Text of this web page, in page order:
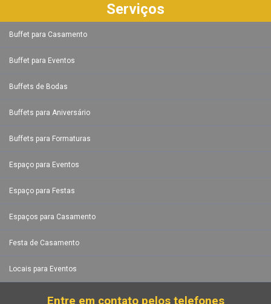
Serviços
Buffet para Casamento
Buffet para Eventos
Buffets de Bodas
Buffets para Aniversário
Buffets para Formaturas
Espaço para Eventos
Espaço para Festas
Espaços para Casamento
Festa de Casamento
Locais para Eventos
Entre em contato pelos telefones